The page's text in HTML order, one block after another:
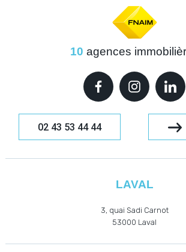
10 agences
02 43 53 44 44
LAVAL
3, quai Sadi Carnot
53000 Laval